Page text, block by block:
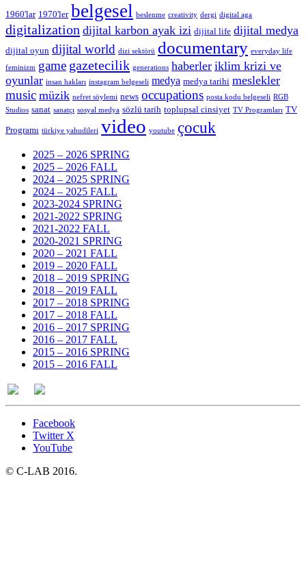
1960'lar 1970'ler belgesel beslenme creativity dergi digital aga
digitalization dijital karbon ayak izi dijital life dijital medya
dijital oyun dijital world dizi sektörü documentary everyday life
feminizm game gazetecilik generations haberler iklim krizi ve
oyunlar insan hakları instagram belgeseli medya medya tarihi meslekler
music müzik nefret söylemi news occupations posta kodu belgeseli RGB
Studios sanat sanatçı sosyal medya sözlü tarih toplupsal cinsiyet TV Programları TV
Programı türkiye yahudileri video youtube çocuk
2025 – 2026 SPRING
2025 – 2026 FALL
2024 – 2025 SPRING
2024 – 2025 FALL
2023-2024 SPRING
2021-2022 SPRING
2021-2022 FALL
2020-2021 SPRING
2020 – 2021 FALL
2019 – 2020 FALL
2018 – 2019 SPRING
2018 – 2019 FALL
2017 – 2018 SPRING
2017 – 2018 FALL
2016 – 2017 SPRING
2016 – 2017 FALL
2015 – 2016 SPRING
2015 – 2016 FALL
Facebook
Twitter X
YouTube
© C-LAB 2016.